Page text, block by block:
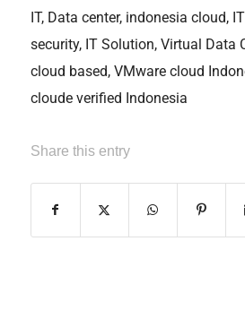
IT, Data center, indonesia cloud,
security, IT Solution, Virtual Data
cloud based, VMware cloud
cloude verified Indonesia
Share this entry